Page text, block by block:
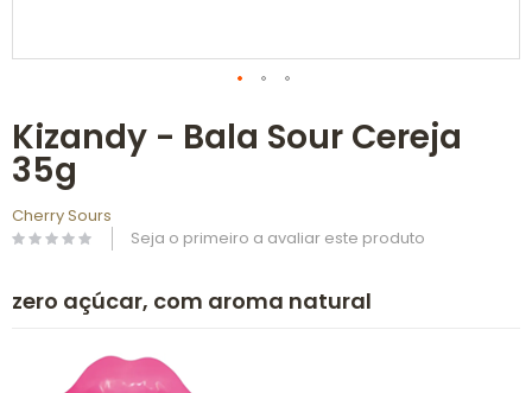
para
o
início
Galeria
de
Kizandy - Bala Sour Cereja
35g
Cherry Sours
Seja o primeiro a avaliar este produto
zero açúcar, com aroma natural